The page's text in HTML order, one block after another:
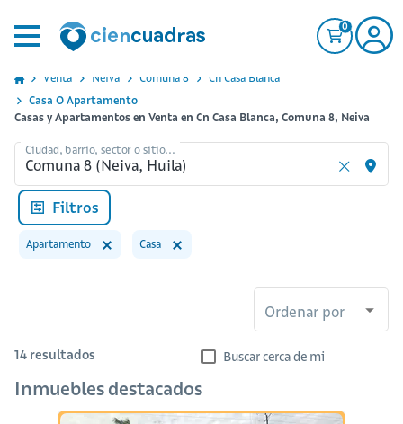
0
Venta Neiva Comuna 8
Cn Casa Blanca
Casa O Apartamento
Casas y Apartamentos en Venta en Cn Casa Blanca, Comuna 8, Neiva
Ciudad, barrio, sector o sitio...
Filtros
Apartamento Casa
Ordenar por
14 resultados Buscar cerca de mi
Inmuebles destacados